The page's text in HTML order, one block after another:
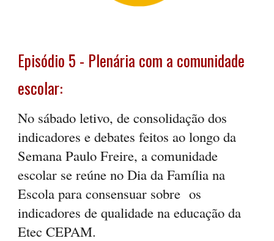
Episódio 5 - Plenária com a comunidade
escolar:
No sábado letivo, de consolidação dos
indicadores e debates feitos ao longo da
Semana Paulo Freire, a comunidade
escolar se reúne no Dia da Família na
Escola para consensuar sobre os
indicadores de qualidade na educação da
Etec CEPAM.